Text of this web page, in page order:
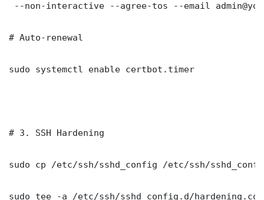
--non-interactive --agree-tos --email
# Auto-renewal
sudo systemctl enable certbot.timer
# 3. SSH Hardening
sudo cp /etc/ssh/sshd_config /etc/ssh/
sudo tee -a /etc/ssh/sshd_config.d/